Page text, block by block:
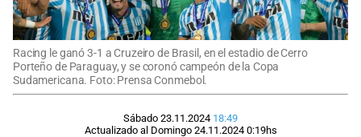
Racing le ganó 3-1 a Cruzeiro de Brasil, en el estadio de Cerro
Porteño de Paraguay, y se coronó campeón de la Copa
Sudamericana. Foto: Prensa Conmebol.
Sábado 23.11.2024 18:49
Actualizado al Domingo 24.11.2024 0:19hs